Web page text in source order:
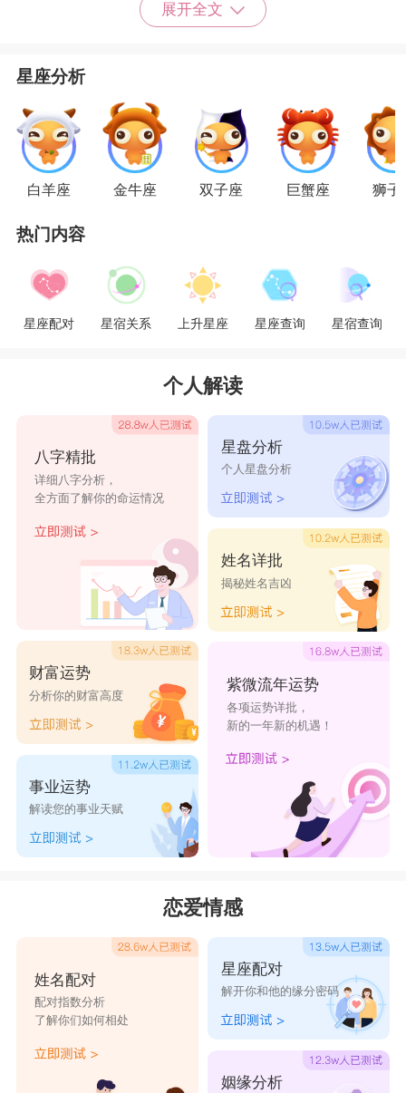
中走出来的人。实际上，她们的心常常停滞在爱情
爱情的纯洁的心，一旦水瓶真正发现了自己的爱，
那么她会把自己全部的智慧、全部的真诚和自己所
拥有的一切都毫无保留地献给自己所热爱的人。
很难理解牛儿的传统和保守，对牛儿的兢兢业业、
一成不变，反应慢、吃苦耐劳的生活态度觉得无
聊。而水瓶座特有的博爱、极端的幻想力，使得笨
重的牛儿只能跟在后面追赶，难免让他们感到很吃
一眼就可看透的，所以了无趣味。
水瓶们唯有提供给金牛创意，且不对他们施予
太大的压力，试着将部份较私密的心情只对金牛情
人说，牛儿纵使不能提供什么了不起的创意，但绝
对会给予相应的支持。此外，面对水瓶座心思随风
的难测，牛儿对待她们除了要很有足够耐心和耐力
外，还得要懂得欣赏她们的独特，以实际的行动支
持对方的想像。
星座乐原创文章，转载需注明出处
展开全文
星座分析
白羊座 金牛座 双子座 巨蟹座 狮子
热门内容
星座配对 星宿关系 上升星座 星座查询 星宿查询
个人解读
八字精批
详细八字分析，
全方面了解你的命运情况
财富运势
分析你的财富高度
事业运势
解读您的事业天赋
星盘分析
个人星盘分析
姓名详批
揭秘姓名吉凶
紫微流年运势
各项运势详批，
新的一年新的机遇！
恋爱情感
姓名配对
配对指数分析
了解你们如何相处
星座配对
解开你和他的缘分密码
姻缘分析